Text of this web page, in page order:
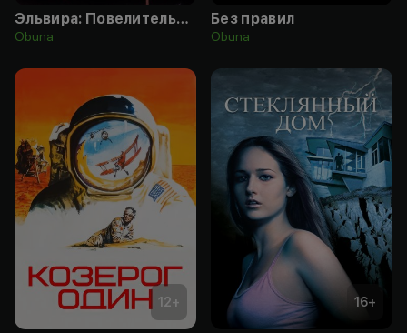
Эльвира: Повелительница тьмы
Obuna
Без правил
Obuna
12+ 16+